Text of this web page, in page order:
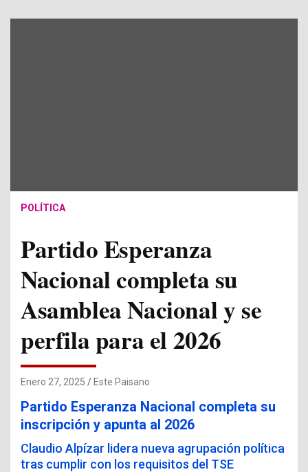
POLÍTICA
Partido Esperanza
Nacional completa su
Asamblea Nacional y se
perfila para el 2026
Enero 27, 2025 Este Paisano
Partido Esperanza Nacional completa su
inscripción y apunta al 2026
Claudio Alpízar lidera nueva agrupación política
tras cumplir con los requisitos del TSE